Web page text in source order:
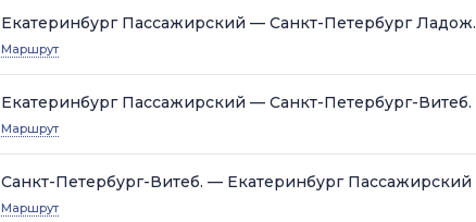
Екатеринбург Пассажирский — Санкт-Петербург Ладож.
Маршрут
Екатеринбург Пассажирский — Санкт-Петербург-Витеб.
Маршрут
Санкт-Петербург-Витеб. — Екатеринбург Пассажирский
Маршрут